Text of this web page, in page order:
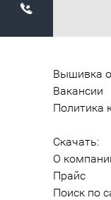
Вышивка
Вакансии
Политика
Скачать:
О
Прайс
Поиск по